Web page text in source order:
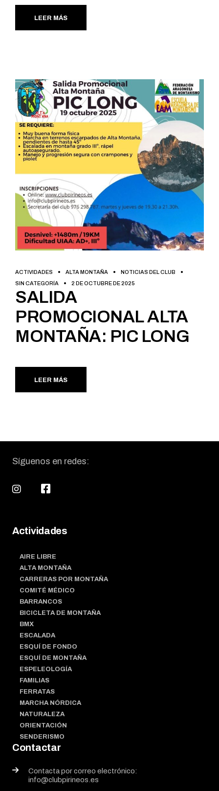
LEER MÁS
ACTIVIDADES ALTA MONTAÑA
NOTICIAS DEL CLUB
SIN CATEGORÍA
2 DE OCTUBRE DE 2025
SALIDA
PROMOCIONAL ALTA
MONTAÑA: PIC LONG
LEER MÁS
Síguenos en redes:
Actividades
AIRE LIBRE
ALTA MONTAÑA
CARRERAS POR MONTAÑA
COMITÉ MÉDICO
BARRANCOS
BICICLETA DE MONTAÑA
BMX
ESCALADA
ESQUÍ DE FONDO
ESQUÍ DE MONTAÑA
ESPELEOLOGÍA
FAMILIAS
FERRATAS
MARCHA NÓRDICA
NATURALEZA
ORIENTACIÓN
SENDERISMO
Contactar
Contacta por correo electrónico:
info@clubpirineos.es